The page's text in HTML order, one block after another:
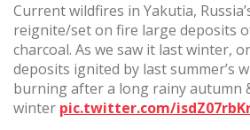
Current wildfires in Yakutia,
reignite/set on fire large deposits
charcoal. As we saw it last winter,
deposits ignited by last summer’s
burning after a long rainy autumn
winter pic.twitter.com/